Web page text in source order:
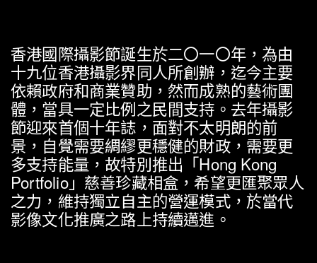
香港國際攝影節誕生於二〇一〇年 ，為由
十九位香港攝影界同人所創辦 ， 迄今主要
依賴政府和商業贊助 ， 然而成熟的藝術團
體 ， 當具一定比例之民間支持 。 去年攝影
節迎來首個十年誌 ， 面對不太明朗的前
景 ， 自覺需要綢繆更穩健的財政， 需要更
多支持能量 ， 故特別推出 「Hong Kong
Portfolio」 慈善珍藏相盒 ， 希望更匯聚眾人
之力 ， 維持獨立自主的營運模式， 於當代
影像文化推廣之路上持續邁進 。